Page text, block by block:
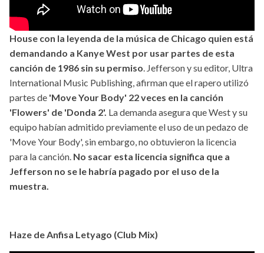
House con la leyenda de la música de Chicago quien está
demandando a Kanye West por usar partes de esta
canción de 1986 sin su permiso. Jefferson y su editor, Ultra
International Music Publishing, afirman que el rapero utilizó
partes de 'Move Your Body' 22 veces en la canción
'Flowers' de 'Donda 2'. La demanda asegura que West y su
equipo habían admitido previamente el uso de un pedazo de
'Move Your Body', sin embargo, no obtuvieron la licencia
para la canción. No sacar esta licencia significa que a
Jefferson no se le habría pagado por el uso de la
muestra.
Haze de Anfisa Letyago (Club Mix)